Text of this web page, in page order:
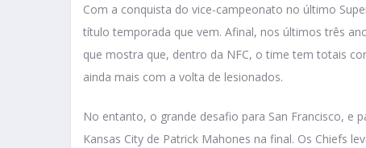
Com a conquista do vice-campeonato no último
título temporada que vem. Afinal, nos últimos três
que mostra que, dentro da NFC, o time tem totais
ainda mais com a volta de lesionados.
No entanto, o grande desafio para San Francisco, e
Kansas City de Patrick Mahones na final. Os Chiefs